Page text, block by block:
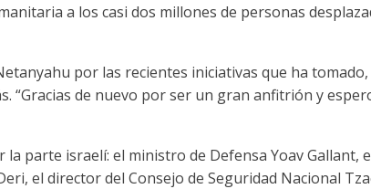
a los casi dos millones de personas
por las recientes iniciativas que ha
“Gracias de nuevo por ser un gran anfitrión y
parte israelí: el ministro de Defensa Yoav Gallant,
el director del Consejo de Seguridad Nacional